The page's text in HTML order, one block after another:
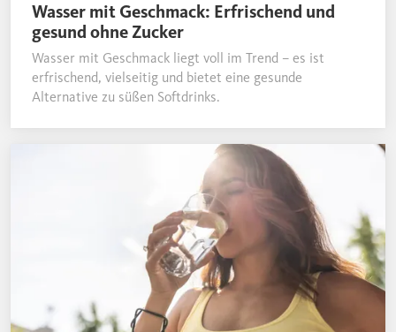
Wasser mit Geschmack: Erfrischend und
gesund ohne Zucker
Wasser mit Geschmack liegt voll im Trend – es ist
erfrischend, vielseitig und bietet eine gesunde
Alternative zu süßen Softdrinks.